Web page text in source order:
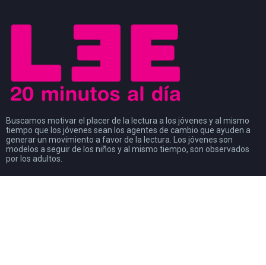
Buscamos motivar el placer de la lectura a los jóvenes y al mismo
tiempo que los jóvenes sean los agentes de cambio que ayuden a
generar un movimiento a favor de la lectura. Los jóvenes son
modelos a seguir de los niños y al mismo tiempo, son observados
por los adultos.